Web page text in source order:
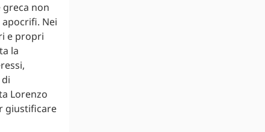
non
Nei
e propri
la
Lorenzo
giustificare